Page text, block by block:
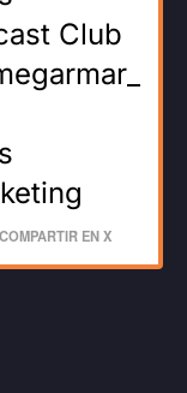
Club
COMPARTIR EN X